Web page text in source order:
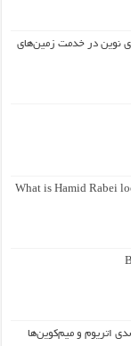
نوین در خدمت زمین‌های
What is Hamid Rabei